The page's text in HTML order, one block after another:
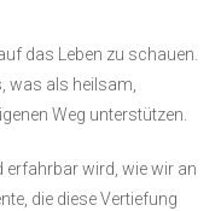
das Leben zu schauen.
was als heilsam,
Weg unterstützen.
erfahrbar wird, wie wir an
die diese Vertiefung